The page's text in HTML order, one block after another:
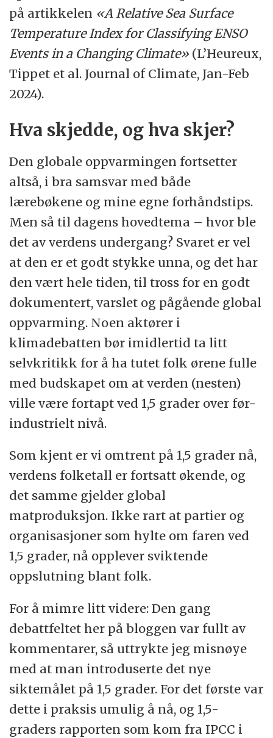
på artikkelen «A Relative Sea Surface
Temperature Index for Classifying ENSO
Events in a Changing Climate» (L’Heureux,
Tippet et al. Journal of Climate, Jan-Feb
2024).
Hva skjedde, og hva skjer?
Den globale oppvarmingen fortsetter
altså, i bra samsvar med både
lærebøkene og mine egne forhåndstips.
Men så til dagens hovedtema – hvor ble
det av verdens undergang? Svaret er vel
at den er et godt stykke unna, og det har
den vært hele tiden, til tross for en godt
dokumentert, varslet og pågående global
oppvarming. Noen aktører i
klimadebatten bør imidlertid ta litt
selvkritikk for å ha tutet folk ørene fulle
med budskapet om at verden (nesten)
ville være fortapt ved 1,5 grader over før-
industrielt nivå.
Som kjent er vi omtrent på 1,5 grader nå,
verdens folketall er fortsatt økende, og
det samme gjelder global
matproduksjon. Ikke rart at partier og
organisasjoner som hylte om faren ved
1,5 grader, nå opplever sviktende
oppslutning blant folk.
For å mimre litt videre: Den gang
debattfeltet her på bloggen var fullt av
kommentarer, så uttrykte jeg misnøye
med at man introduserte det nye
siktemålet på 1,5 grader. For det første var
dette i praksis umulig å nå, og 1,5-
graders rapporten som kom fra IPCC i